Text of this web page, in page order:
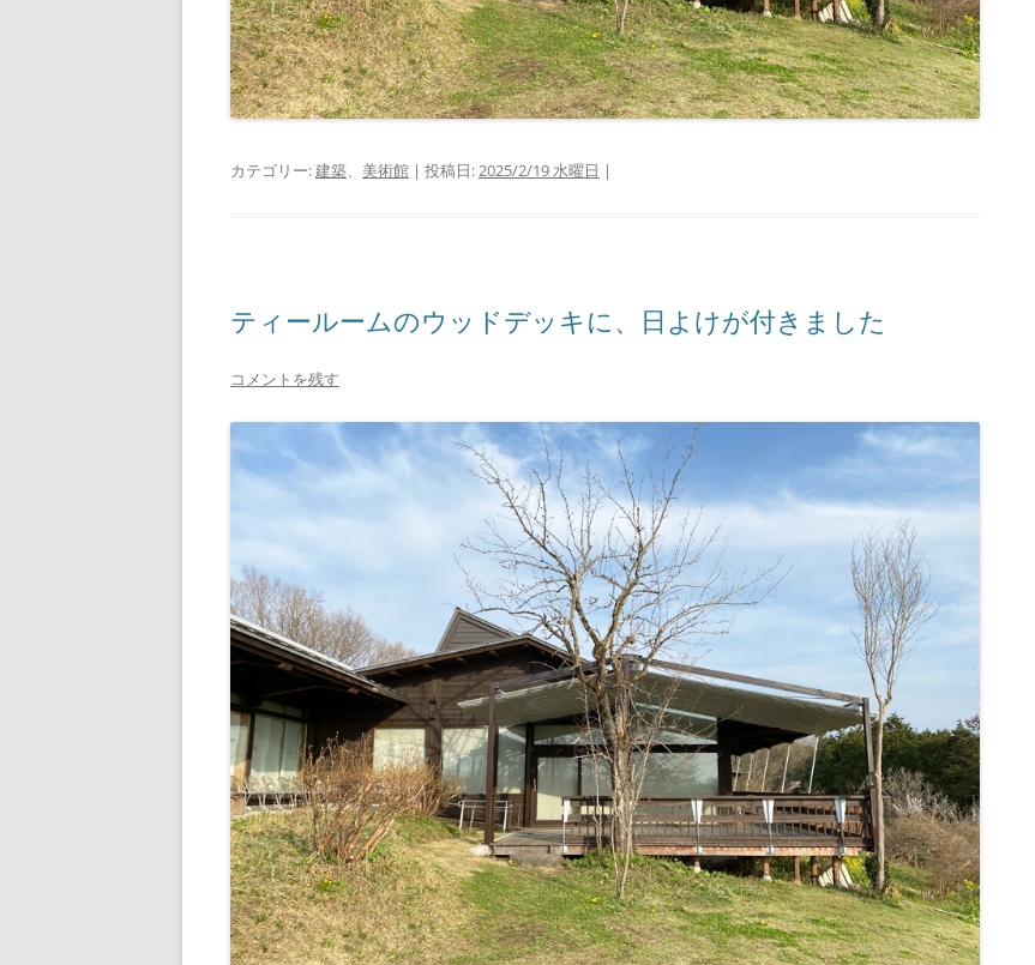
カテゴリー:建築、 美術館 | 投稿日:2025/2/19 水曜日 |
ティールームのウッドデッキに、日よけが付きました
コメントを残す